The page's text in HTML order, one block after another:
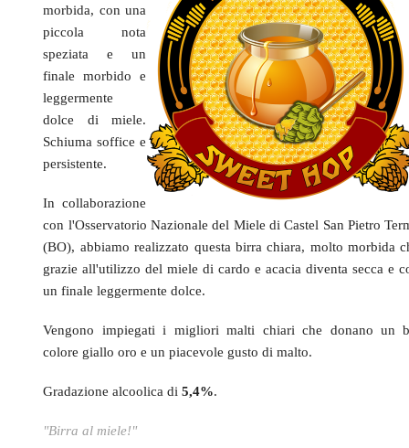
morbida, con una
piccola nota
speziata e un
finale morbido e
leggermente
dolce di miele.
Schiuma soffice e
persistente.
In collaborazione
con l'Osservatorio Nazionale del Miele di Castel San Pietro
(BO), abbiamo realizzato questa birra chiara, molto morbida
grazie all'utilizzo del miele di cardo e acacia diventa secca e
un finale leggermente dolce.
Vengono impiegati i migliori malti chiari che donano un
colore giallo oro e un piacevole gusto di malto.
Gradazione alcoolica di5,4%.
"Birra al miele!"